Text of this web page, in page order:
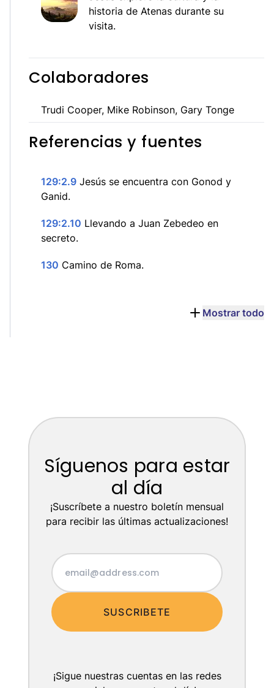
historia de Atenas durante su
visita.
Colaboradores
Trudi Cooper, Mike Robinson, Gary Tonge
Referencias y fuentes
129:2.9 Jesús se encuentra con Gonod y
Ganid.
129:2.10 Llevando a Juan Zebedeo en
secreto.
130 Camino de Roma.
Mostrar todo
Síguenos para estar
al día
¡Suscríbete a nuestro boletín mensual
para recibir las últimas actualizaciones!
SUSCRIBETE
¡Sigue nuestras cuentas en las redes